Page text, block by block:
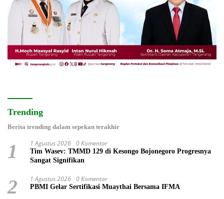
Trending
Berita trending dalam sepekan terakhir
1 1 Agustus 2026 0 Komentar
Tim Wasev: TMMD 129 di Kesongo Bojonegoro Progresnya
Sangat Signifikan
2 1 Agustus 2026 0 Komentar
PBMI Gelar Sertifikasi Muaythai Bersama IFMA